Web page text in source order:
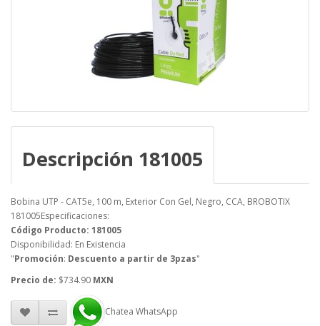
Descripción 181005
Bobina UTP - CAT5e, 100 m, Exterior Con Gel, Negro, CCA, BROBOTIX
181005Especificaciones:
Código Producto: 181005
Disponibilidad: En Existencia
"Promoción: Descuento a partir de 3pzas"
Precio de: $734.90 MXN
Chatea WhatsApp